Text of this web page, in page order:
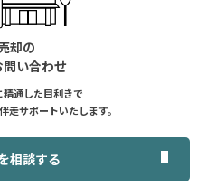
却の
問い合わせ
通した目利きで
走サポートいたします。
相談する